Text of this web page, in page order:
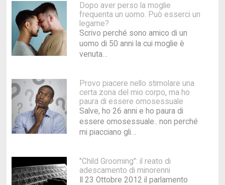
Dopo aver perso la moglie
frequenta un uomo. Può esserci un
legame?
Scrivo perché sono amico di un
uomo di 50 anni la cui moglie è
venuta…
Provo piacere nello stimolare una
certa zona del mio corpo, ma ho
paura di essere omosessuale
Salve, ho 26 anni e ho paura di
essere omosessuale.. non perché
mi piacciano gli…
"Child Grooming": il reato di
adescamento di minorenni
Il 23 Ottobre 2012 il parlamento